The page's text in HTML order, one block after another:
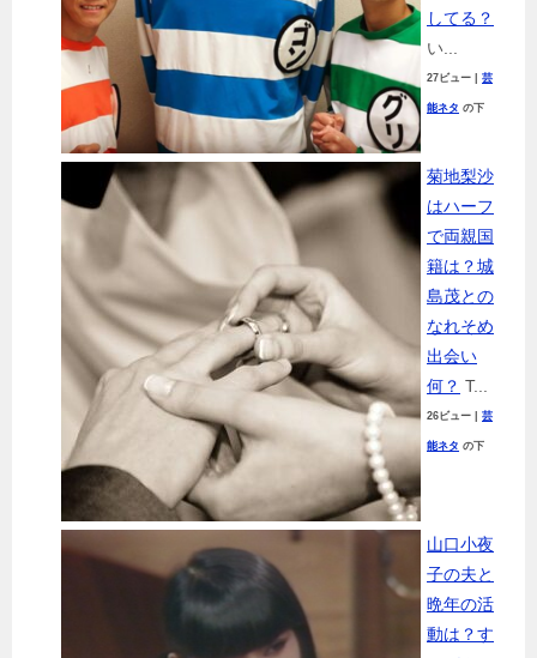
してる？
い...
27ビュー 芸
能ネタ の下
菊地梨沙
はハーフ
で両親国
籍は？城
島茂との
なれそめ
出会い
何？ T...
26ビュー 芸
能ネタ の下
山口小夜
子の夫と
晩年の活
動は？す